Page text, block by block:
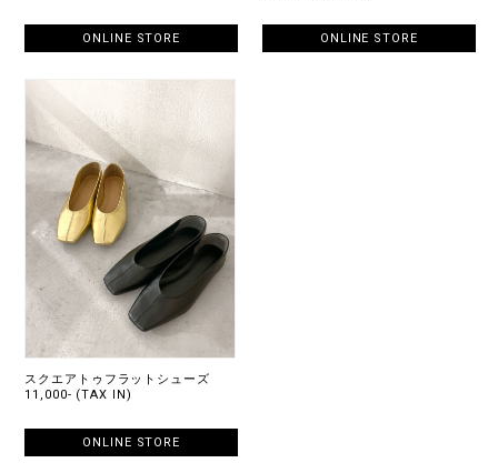
ONLINE STORE ONLINE STORE
スクエアトゥフラットシューズ
11,000- (TAX IN)
ONLINE STORE